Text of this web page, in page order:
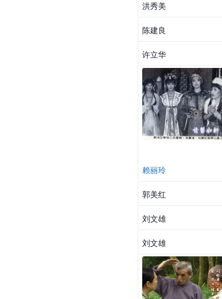
洪秀美
陈建良
许立华
赖丽玲
郭美红
刘文雄
刘文雄